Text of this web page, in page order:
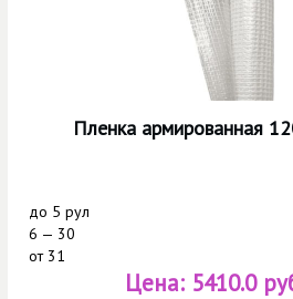
Пленка армированная
до 5 рул
6 — 30
от31
Цена: 5410.0